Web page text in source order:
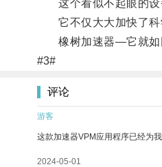
这个看似不起眼的设
它不仅大大加快了科
橡树加速器—它就如同
#3#
评论
游客
这款加速器VPM应用程序已经为
2024-05-01